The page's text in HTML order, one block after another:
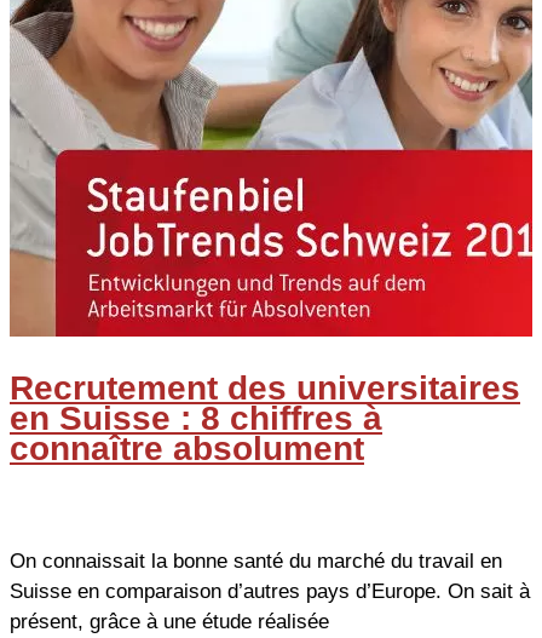
Recrutement des universitaires
en Suisse : 8 chiffres à
connaître absolument
On connaissait la bonne santé du marché du travail en
Suisse en comparaison d’autres pays d’Europe. On sait à
présent, grâce à une étude réalisée